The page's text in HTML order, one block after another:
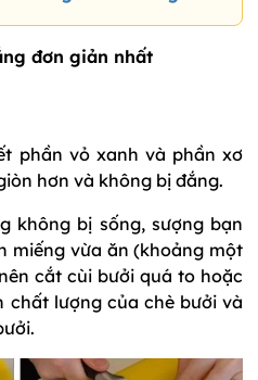
đơn giản nhất
phần vỏ xanh và phần xơ
hơn và không bị đắng.
không bị sống, sượng bạn
miếng vừa ăn (khoảng một
cắt cùi bưởi quá to hoặc
chất lượng của chè bưởi và